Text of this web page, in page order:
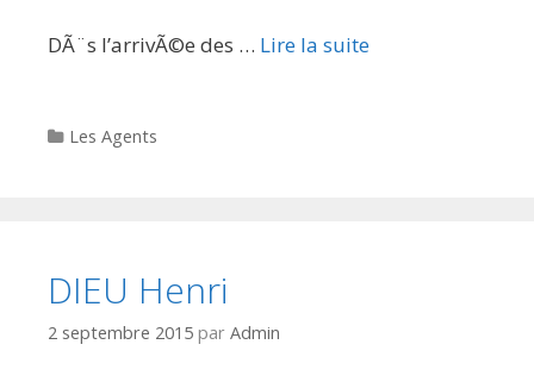
DÃ¨s l’arrivÃ©e des … Lire la suite
Categories
Les Agents
DIEU Henri
2 septembre 2015 par Admin